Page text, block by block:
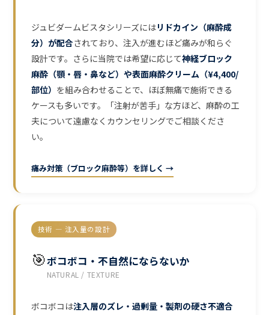
ジュビダームビスタシリーズにはリドカイン（麻酔成
分）が配合されており、注入が進むほど痛みが和らぐ
設計です。さらに当院では希望に応じて神経ブロック
麻酔（顎・唇・鼻など）や表面麻酔クリーム（¥4,400/
部位） を組み合わせることで、ほぼ無痛で施術できる
ケースも多いです。「注射が苦手」な方ほど、麻酔の工
夫について遠慮なくカウンセリングでご相談くださ
い。
痛み対策（ブロック麻酔等）を詳しく →
技術 — 注入量の設計
🎯ボコボコ・不自然にならないか
NATURAL / TEXTURE
ボコボコは注入層のズレ・過剰量・製剤の硬さ不適合